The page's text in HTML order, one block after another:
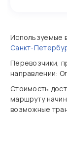
Используемые
Санкт-
Перевозчики,
направлении:
Стоимость
маршруту
возможные